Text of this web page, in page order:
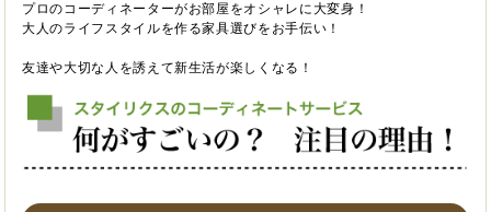
プロのコーディネーターがお部屋をオシャレに大変身！
大人のライフスタイルを作る家具選びをお手伝い！
友達や大切な人を誘えて新生活が楽しくなる！